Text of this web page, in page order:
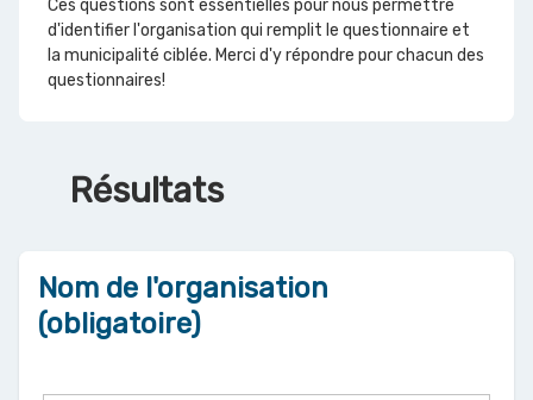
Ces questions sont essentielles pour nous permettre
d'identifier l'organisation qui remplit le questionnaire et
la municipalité ciblée. Merci d'y répondre pour chacun des
questionnaires!
Résultats
Nom de l'organisation
(obligatoire)